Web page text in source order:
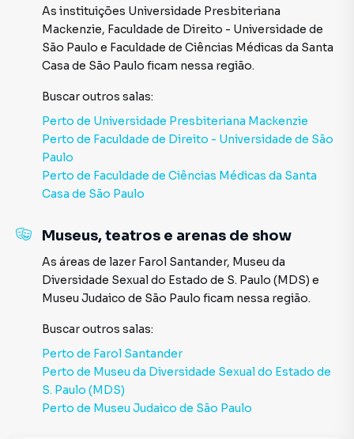
As instituições Universidade Presbiteriana
Mackenzie, Faculdade de Direito - Universidade de
São Paulo e Faculdade de Ciências Médicas da Santa
Casa de São Paulo ficam nessa região.
Buscar outros salas:
Perto de Universidade Presbiteriana Mackenzie
Perto de Faculdade de Direito - Universidade de São
Paulo
Perto de Faculdade de Ciências Médicas da Santa
Casa de São Paulo
Museus, teatros e arenas de show
As áreas de lazer Farol Santander, Museu da
Diversidade Sexual do Estado de S. Paulo (MDS) e
Museu Judaico de São Paulo ficam nessa região.
Buscar outros salas:
Perto de Farol Santander
Perto de Museu da Diversidade Sexual do Estado de
S. Paulo (MDS)
Perto de Museu Judaico de São Paulo